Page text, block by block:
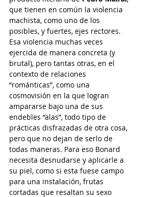
que tienen en común la violencia
machista, como uno de los
posibles, y fuertes, ejes rectores.
Esa violencia muchas veces
ejercida de manera concreta (y
brutal), pero tantas otras, en el
contexto de relaciones
“románticas”, como una
cosmovisión en la que logran
ampararse bajo una de sus
endebles “alas”, todo tipo de
prácticas disfrazadas de otra cosa,
pero que no dejan de serlo de
todas maneras. Para eso Bonard
necesita desnudarse y aplicarle a
su piel, como si esta fuese campo
para una instalación, frutas
cortadas que resaltan su sexo